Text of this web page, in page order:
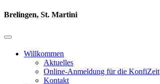
Brelingen, St. Martini
Willkommen
Aktuelles
Online-Anmeldung für die KonfiZeit
Kontakt